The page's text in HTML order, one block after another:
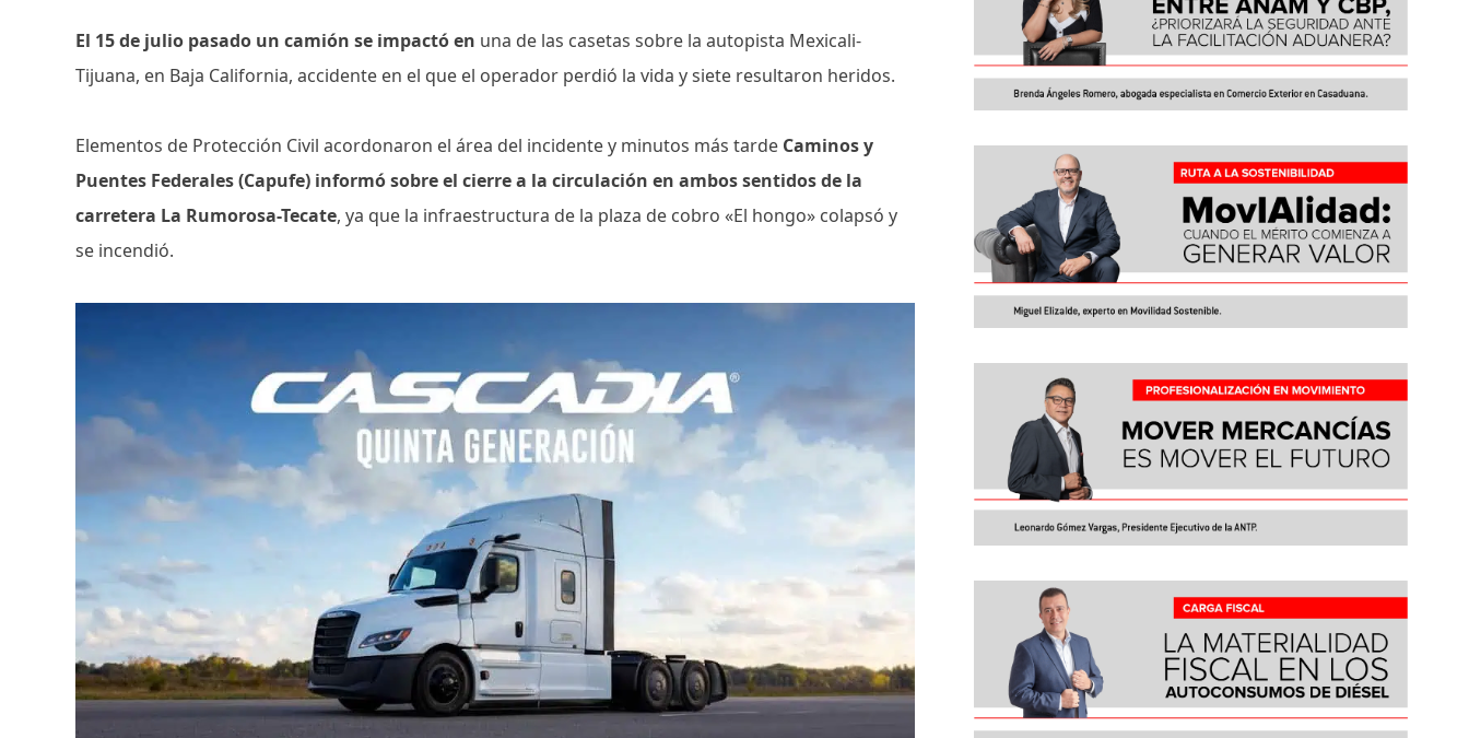
El 15 de julio pasado un camión se impactó en una de las casetas sobre la autopista Mexicali-
Tijuana, en Baja California, accidente en el que el operador perdió la vida y siete resultaron heridos.
Elementos de Protección Civil acordonaron el área del incidente y minutos más tarde Caminos y
Puentes Federales (Capufe) informó sobre el cierre a la circulación en ambos sentidos de la
carretera La Rumorosa-Tecate, ya que la infraestructura de la plaza de cobro «El hongo» colapsó y
se incendió.